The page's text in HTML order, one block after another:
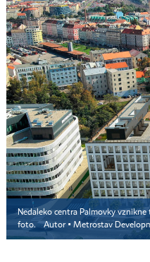
Nedaleko centra Palmovky
foto.
Autor ▪ Metrostav